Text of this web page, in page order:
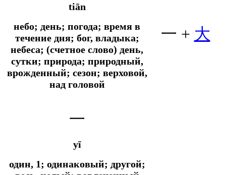
tiān
небо; день; погода; время в
течение дня; бог, владыка;
небеса; (счетное слово) день,
сутки; природа; природный,
врожденный; сезон; верховой,
над головой
一 + 大
一
yī
один, 1; одинаковый; другой;